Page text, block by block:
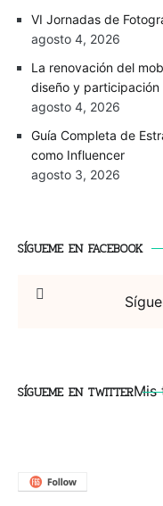
VI Jornadas de
agosto 4, 2026
La renovación del
diseño y participación
agosto 4, 2026
Guía Completa de
como Influencer
agosto 3, 2026
SÍGUEME EN FACEBOOK
SÍGUEME EN TWITTERMis